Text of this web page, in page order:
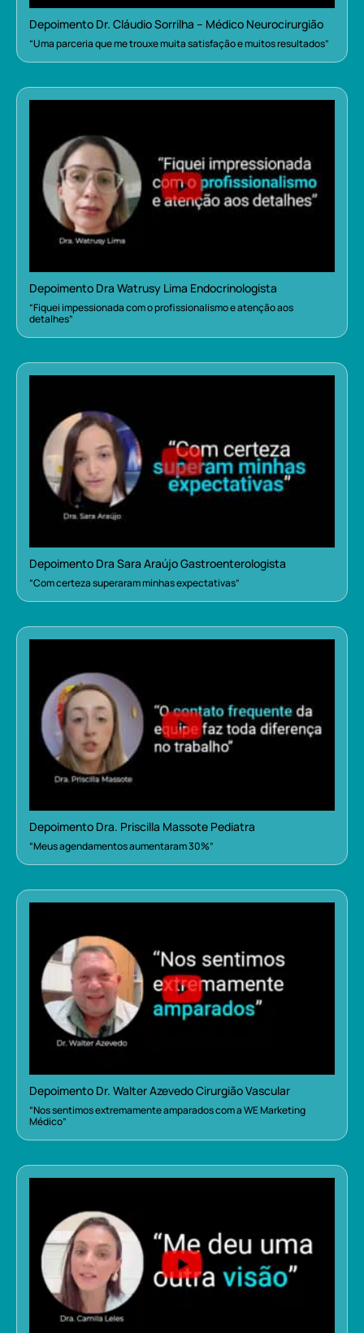
Depoimento Dr. Cláudio Sorrilha – Médico Neurocirurgião
“Uma parceria que me trouxe muita satisfação e muitos resultados”
Depoimento Dra Watrusy Lima Endocrinologista
“Fiquei impessionada com o profissionalismo e atenção aos
detalhes”
Depoimento Dra Sara Araújo Gastroenterologista
“Com certeza superaram minhas expectativas”
Depoimento Dra. Priscilla Massote Pediatra
“Meus agendamentos aumentaram 30%”
Depoimento Dr. Walter Azevedo Cirurgião Vascular
“Nos sentimos extremamente amparados com a WE Marketing
Médico”